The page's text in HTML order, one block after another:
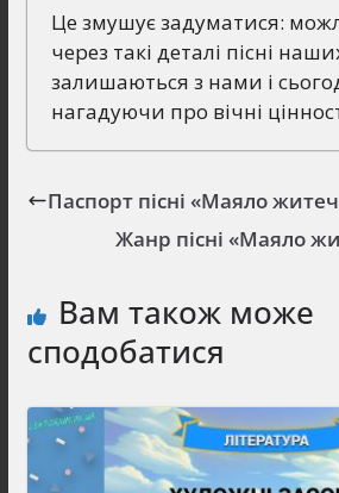
Це змушує задуматися:
через такі деталі пісні
залишаються з нами і
нагадуючи про вічні
Паспорт пісні «Маяло
Жанр пісні «Маяло
Вам також може
сподобатися